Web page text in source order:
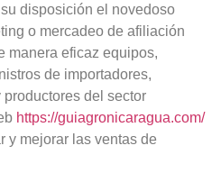
disposición el novedoso
o mercadeo de afiliación
manera eficaz equipos,
de importadores,
del sector
https://guiagronicaragua.com/
y mejorar las ventas de